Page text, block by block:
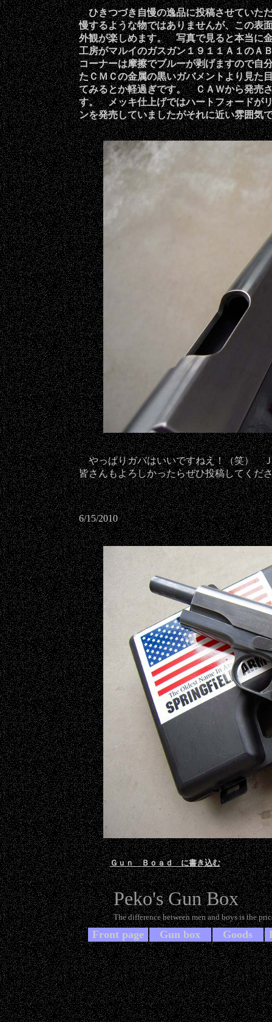
ひきつづき自慢の逸品に投稿させていた
慢するような物ではありませんが、この表
外観が楽しめます。
写真で見ると本当に
工房がマルイのガスガン１９１１Ａ１のＡ
コーナーは摩擦でブルーが剥げますので自
たＣＭＣの金属の黒いガバメントより見た
てみるとか軽過ぎです。
ＣＡＷから発売
す。
メッキ仕上げではハートフォードが
ンを発売していましたがそれに近い雰囲気
やっぱりガバはいいですねえ！（笑）
皆さんもよろしかったらぜひ投稿してくだ
6/15/2010
Ｇｕｎ Ｂｏａｄ に書き込む
Peko's Gun Box
The difference between men and boys is the
Front page Gun box Goods